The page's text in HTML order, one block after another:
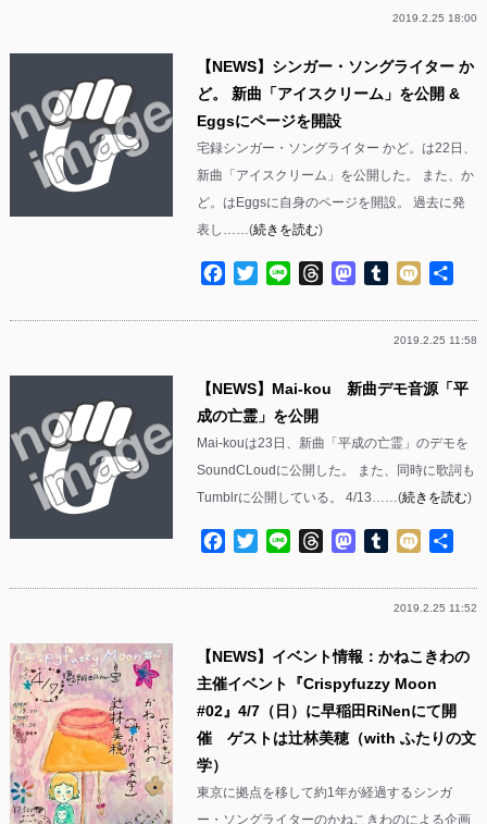
2019.2.25 18:00
【NEWS】シンガー・ソングライター か
ど。 新曲「アイスクリーム」を公開 &
Eggsにページを開設
宅録シンガー・ソングライター かど。は22日、
新曲「アイスクリーム」を公開した。 また、か
ど。はEggsに自身のページを開設。 過去に発
表し……(続きを読む)
Facebook
TwitterLine ThreadsMastodon
Tumblr
Mixi
2019.2.25 11:58
【NEWS】Mai-kou 新曲デモ音源「平
成の亡霊」を公開
Mai-kouは23日、新曲「平成の亡霊」のデモを
SoundCLoudに公開した。 また、同時に歌詞も
Tumblrに公開している。 4/13……(続きを読む)
Facebook
TwitterLine ThreadsMastodon
Tumblr
Mixi
2019.2.25 11:52
【NEWS】イベント情報：かねこきわの
主催イベント『Crispyfuzzy Moon
#02』4/7（日）に早稲田RiNenにて開
催 ゲストは辻林美穂（with ふたりの文
学）
東京に拠点を移して約1年が経過するシンガ
ー・ソングライターのかねこきわのによる企画